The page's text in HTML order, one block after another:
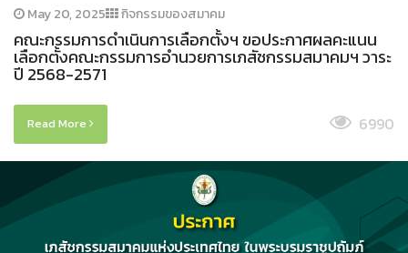
May 20, 2025 กิจกรรมของสมาคม
คณะกรรมการดำเนินการเลือกตั้งฯ ขอประกาศผลคะแนน
เลือกตั้งคณะกรรมการอำนวยการเภสัชกรรมสมาคมฯ วาระ
ปี 2568-2571
Read More 6990